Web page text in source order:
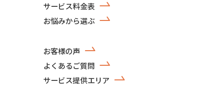
サービス料金表
お悩みから選ぶ
お客様の声
よくあるご質問
サービス提供エリア